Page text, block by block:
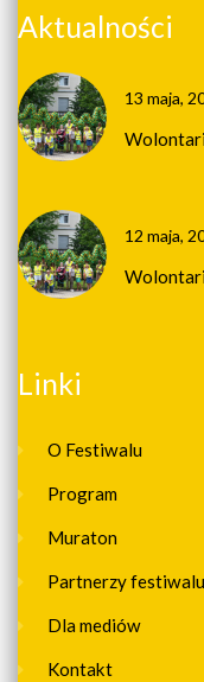
Aktualności
13 maja,
12 maja,
Linki
O Festiwalu
Program
Muraton
Partnerzy festiwalu
Dla mediów
Kontakt